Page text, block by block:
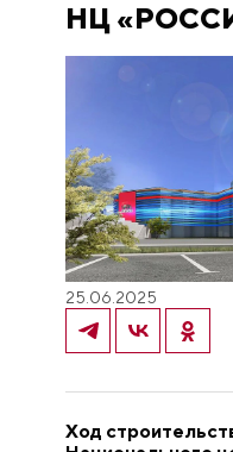
НЦ
25.06.2025
Ход